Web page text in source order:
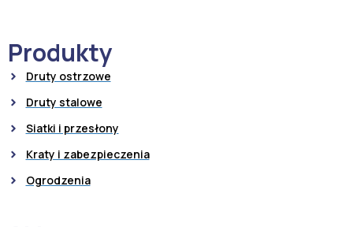
Produkty
Druty ostrzowe
Druty stalowe
Siatki i przesłony
Kraty i zabezpieczenia
Ogrodzenia